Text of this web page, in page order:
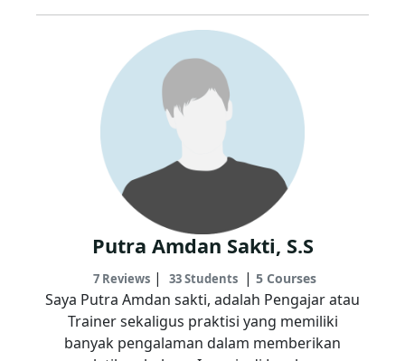
Putra Amdan Sakti, S.S
7 Reviews| 33 Students | 5 Courses
Saya Putra Amdan sakti, adalah Pengajar atau
Trainer sekaligus praktisi yang memiliki
banyak pengalaman dalam memberikan